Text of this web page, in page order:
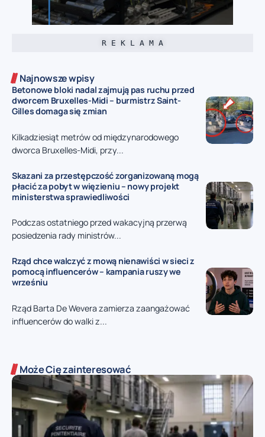
R E K L A M A
Najnowsze wpisy
Betonowe bloki nadal zajmują pas ruchu przed
dworcem Bruxelles-Midi – burmistrz Saint-
Gilles domaga się zmian
Kilkadziesiąt metrów od międzynarodowego
dworca Bruxelles-Midi, przy...
Skazani za przestępczość zorganizowaną mogą
płacić za pobyt w więzieniu – nowy projekt
ministerstwa sprawiedliwości
Podczas ostatniego przed wakacyjną przerwą
posiedzenia rady ministrów...
Rząd chce walczyć z mową nienawiści w sieci z
pomocą influencerów – kampania ruszy we
wrześniu
Rząd Barta De Wevera zamierza zaangażować
influencerów do walki z...
Może Cię zainteresować